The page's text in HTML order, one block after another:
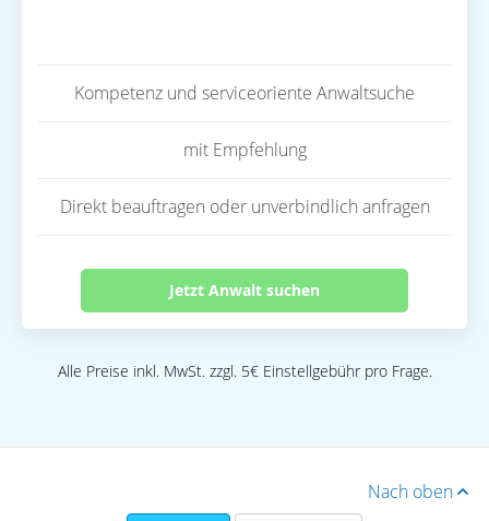
Kompetenz und serviceoriente Anwaltsuche
mit Empfehlung
Direkt beauftragen oder unverbindlich anfragen
Jetzt Anwalt suchen
Alle Preise inkl. MwSt. zzgl. 5€ Einstellgebühr pro Frage.
Nach oben